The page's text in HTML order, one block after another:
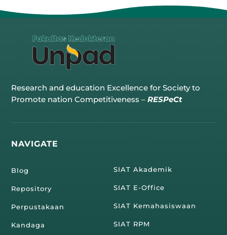
Research and education Excellence for Society to
Promote nation Competitiveness –RESPeCt
NAVIGATE
Blog
Repository
Perpustakaan
Kandaga
SIAT Akademik
SIAT E-Office
SIAT Kemahasiswaan
SIAT RPM